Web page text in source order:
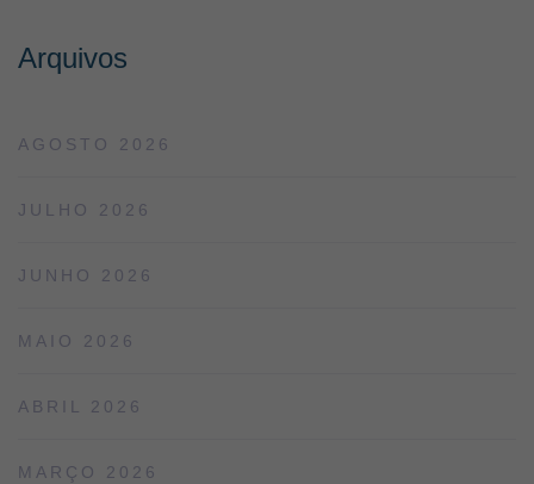
Arquivos
AGOSTO 2026
JULHO 2026
JUNHO 2026
MAIO 2026
ABRIL 2026
MARÇO 2026